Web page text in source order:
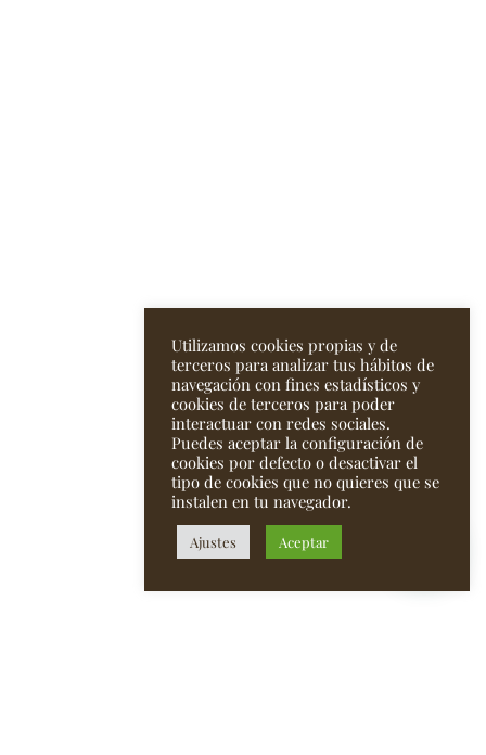
Utilizamos cookies propias y de
terceros para analizar tus hábitos de
navegación con fines estadísticos y
cookies de terceros para poder
interactuar con redes sociales.
Puedes aceptar la configuración de
cookies por defecto o desactivar el
tipo de cookies que no quieres que se
instalen en tu navegador.
Ajustes Aceptar